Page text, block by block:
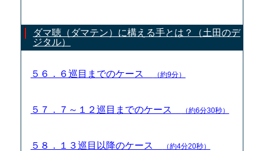
ダマ聴（ダマテン）に構える手とは？（土田のデ
ジタル）
５６．６巡目までのケース （約9分）
５７．７～１２巡目までのケース （約6分30秒）
５８．１３巡目以降のケース （約4分20秒）